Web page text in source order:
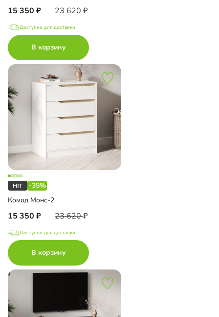
15 350 23 620
Доступно для доставки
В корзину
-35%
Комод Монс-2
15 350 23 620
Доступно для доставки
В корзину